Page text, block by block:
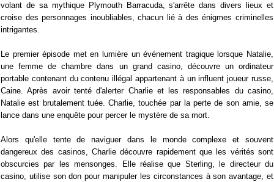
volant de sa mythique Plymouth Barracuda, s'arrête dans divers lieux et
croise des personnages inoubliables, chacun lié à des énigmes criminelles
intrigantes.
Le premier épisode met en lumière un événement tragique lorsque Natalie,
une femme de chambre dans un grand casino, découvre un ordinateur
portable contenant du contenu illégal appartenant à un influent joueur russe,
Caine. Après avoir tenté d'alerter Charlie et les responsables du casino,
Natalie est brutalement tuée. Charlie, touchée par la perte de son amie, se
lance dans une enquête pour percer le mystère de sa mort.
Alors qu'elle tente de naviguer dans le monde complexe et souvent
dangereux des casinos, Charlie découvre rapidement que les vérités sont
obscurcies par les mensonges. Elle réalise que Sterling, le directeur du
casino, utilise son don pour manipuler les circonstances à son avantage, et